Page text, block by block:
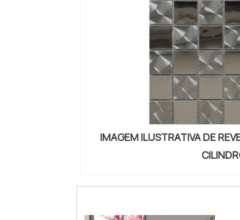
IMAGEM ILUSTRATIVA DE